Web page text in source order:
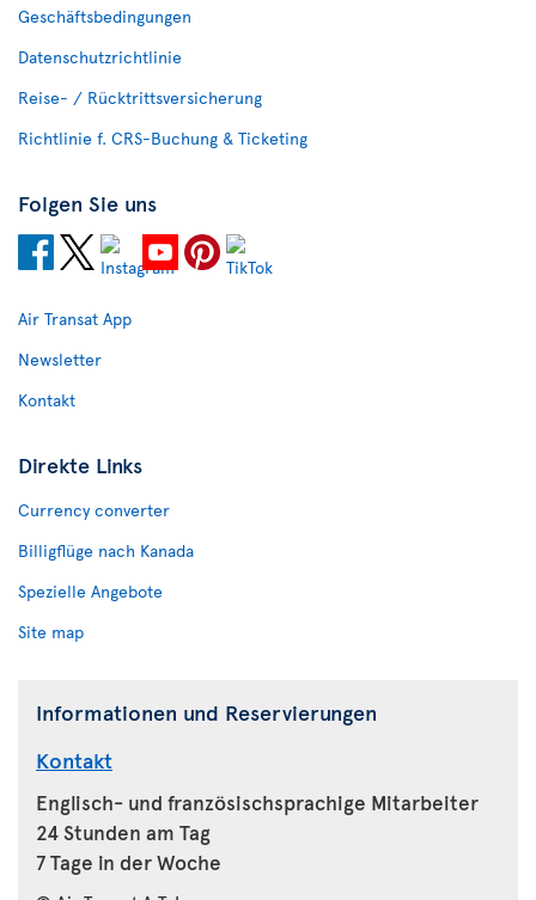
Geschäftsbedingungen
Datenschutzrichtlinie
Reise- / Rücktrittsversicherung
Richtlinie f. CRS-Buchung & Ticketing
Folgen Sie uns
Air Transat App
Newsletter
Kontakt
Direkte Links
Currency converter
Billigflüge nach Kanada
Spezielle Angebote
Site map
Informationen und Reservierungen
Kontakt
Englisch- und französischsprachige Mitarbeiter
24 Stunden am Tag
7 Tage in der Woche